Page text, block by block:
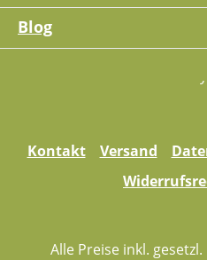
Blog
Kontakt Versand
Alle Preise inkl.